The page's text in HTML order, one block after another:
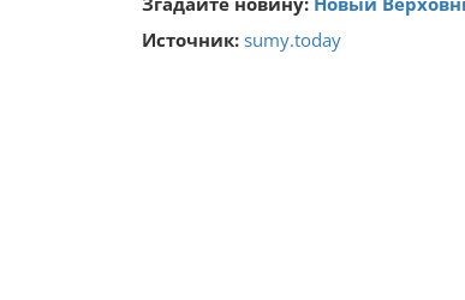
Источник: sumy.today